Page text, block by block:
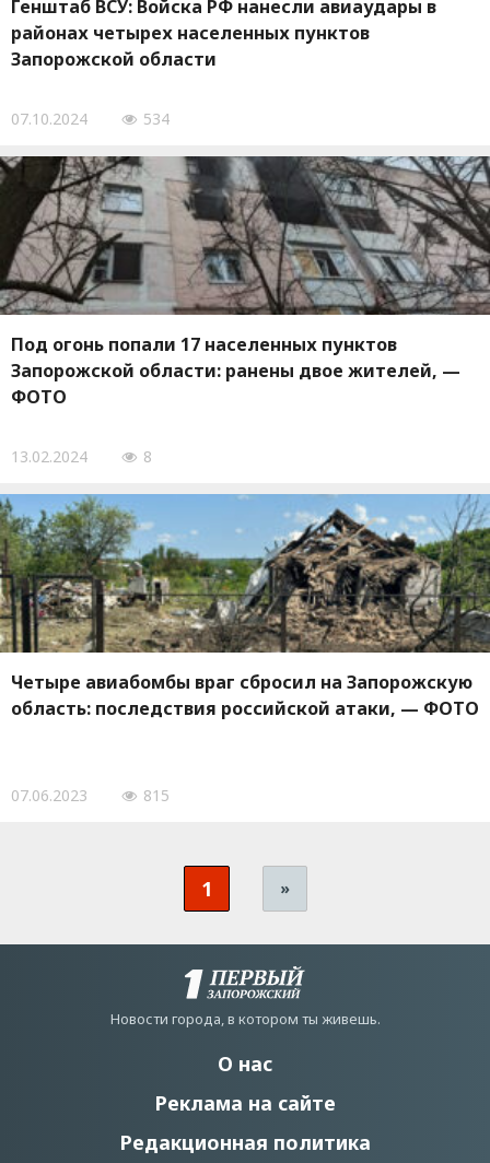
Генштаб ВСУ: Войска РФ нанесли авиаудары в
районах четырех населенных пунктов
Запорожской области
07.10.2024 534
Под огонь попали 17 населенных пунктов
Запорожской области: ранены двое жителей, —
ФОТО
13.02.2024 8
Четыре авиабомбы враг сбросил на Запорожскую
область: последствия российской атаки, — ФОТО
07.06.2023 815
1 »
Новости города, в котором ты живешь.
О нас
Реклама на сайте
Редакционная политика